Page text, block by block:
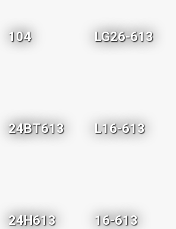
104 LG26-613
24BT613 L16-613
24H613 16-613